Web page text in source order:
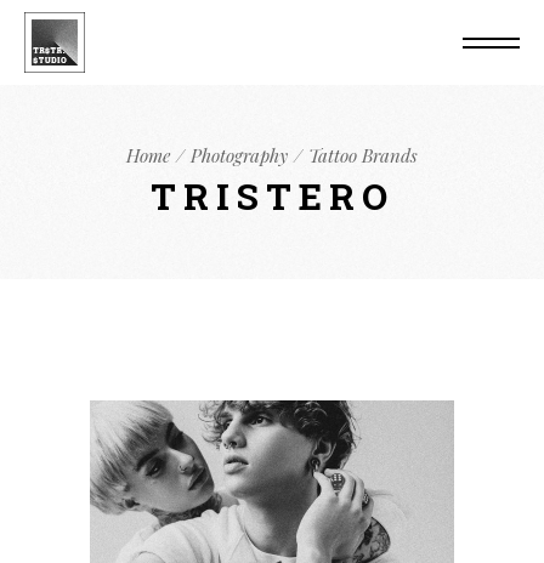
Home Photography Tattoo Brands
TRISTERO